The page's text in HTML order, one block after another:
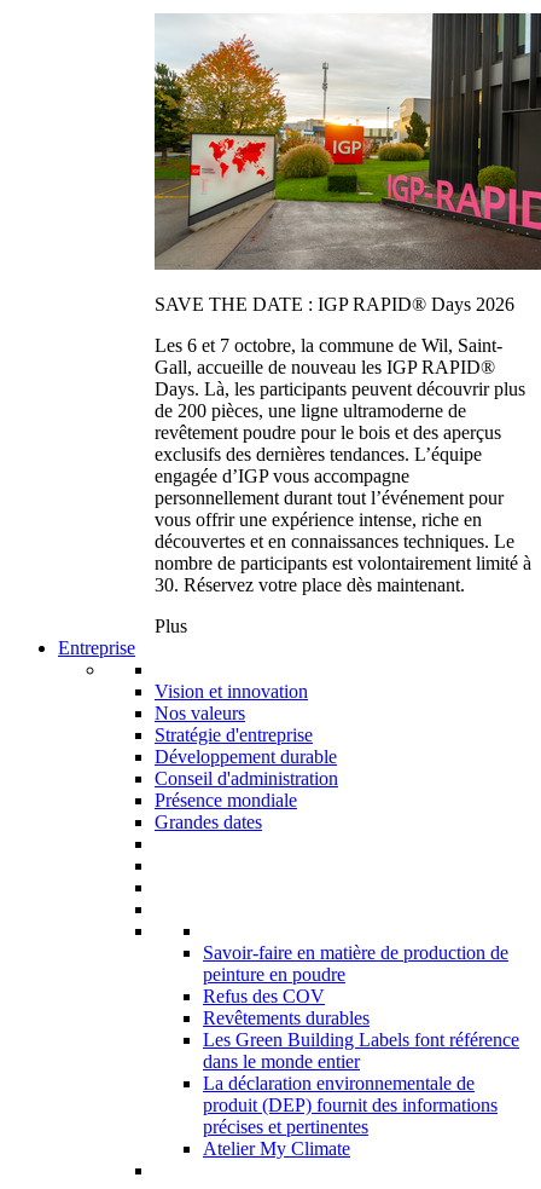
SAVE THE DATE : IGP RAPID® Days 2026
Les 6 et 7 octobre, la commune de Wil, Saint-
Gall, accueille de nouveau les IGP RAPID®
Days. Là, les participants peuvent découvrir plus
de 200 pièces, une ligne ultramoderne de
revêtement poudre pour le bois et des aperçus
exclusifs des dernières tendances. L’équipe
engagée d’IGP vous accompagne
personnellement durant tout l’événement pour
vous offrir une expérience intense, riche en
découvertes et en connaissances techniques. Le
nombre de participants est volontairement limité à
30. Réservez votre place dès maintenant.
Plus
Entreprise
Vision et innovation
Nos valeurs
Stratégie d'entreprise
Développement durable
Conseil d'administration
Présence mondiale
Grandes dates
Savoir-faire en matière de production de
peinture en poudre
Refus des COV
Revêtements durables
Les Green Building Labels font référence
dans le monde entier
La déclaration environnementale de
produit (DEP) fournit des informations
précises et pertinentes
Atelier My Climate